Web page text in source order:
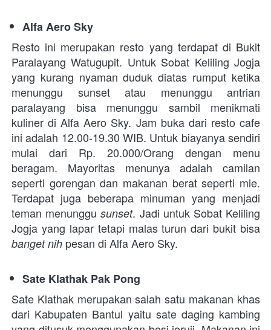
Alfa Aero Sky
Resto ini merupakan resto yang terdapat di Bukit
Paralayang Watugupit. Untuk Sobat Keliling Jogja
yang kurang nyaman duduk diatas rumput ketika
menunggu sunset atau menunggu antrian
paralayang bisa menunggu sambil menikmati
kuliner di Alfa Aero Sky. Jam buka dari resto cafe
ini adalah 12.00-19.30 WIB. Untuk biayanya sendiri
mulai dari Rp. 20.000/Orang dengan menu
beragam. Mayoritas menunya adalah camilan
seperti gorengan dan makanan berat seperti mie.
Terdapat juga beberapa minuman yang menjadi
teman menunggu sunset. Jadi untuk Sobat Keliling
banget nih pesan di Alfa Aero Sky.
Sate Klathak Pak Pong
Sate Klathak merupakan salah satu makanan khas
dari Kabupaten Bantul yaitu sate daging kambing